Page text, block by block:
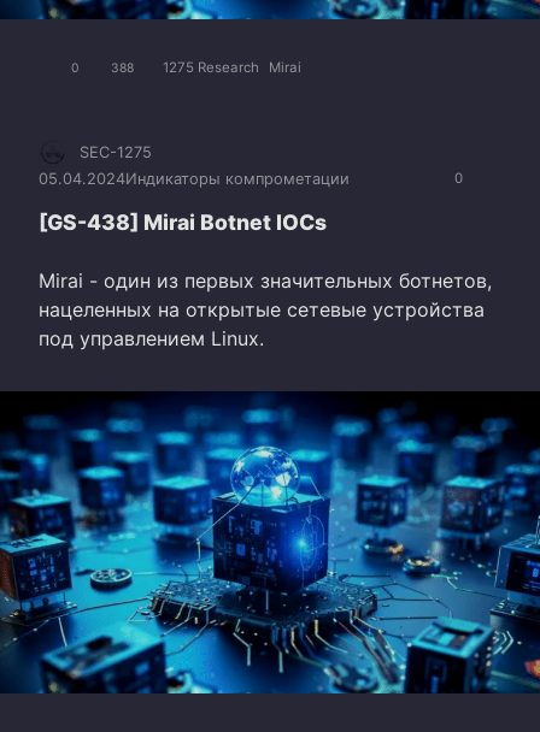
0 388 1275 Research Mirai
0
SEC-1275
05.04.2024Индикаторы компрометации
[GS-438] Mirai Botnet IOCs
Mirai - один из первых значительных ботнетов,
нацеленных на открытые сетевые устройства
под управлением Linux.